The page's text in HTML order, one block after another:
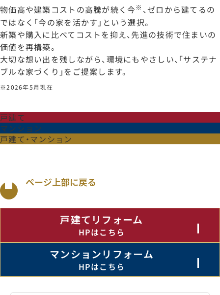
物価高や建築コストの高騰が続く今※ 、ゼロから建てるの
ではなく「今の家を活かす」という選択。
新築や購入に比べてコストを抑え、先進の技術で住まいの
価値を再構築。
大切な想い出を残しながら、環境にもやさしい、「サステナ
ブルな家づくり」をご提案します。
※2026年5月現在
戸建て
耐震性能
大規模地震を18回経験。全半壊0の実績。
高断熱リフォームで一年を通して家中どこでも快適な住ま
マンション
自由設計
マンションリフォームの専門家集団である私たちは、お
※マンションの構造、管理規約、関連法規等により、一定
安心サポート
住友不動産グループの総合力で安心をお届けします。
売上12年連続全国No.1
※2013～2024年度住友不動産グループ実績（2025年「リ
住友不動産は分譲マンションでもトップクラス※1の実績
仮住まい手配サービス（住友不動産の賃貸マンション）
仮住まい用マンションを敷金・礼金なしの特別料金でご提
戸建て・マンション
例えば、工事着手後、柱の腐食やマンション床下のコン
ご安心を！追加費用なしで必要な工事を行います。
※お客様のご要望による工事内容の変更がない場合に限り
充実の保証・アフターサービス
新築そっくりさんならではの保証・アフターサービス体制
水廻り5大設備の10年保証、専任スタッフによる定期点検
ページ上部に戻る
戸建てリフォーム
HPはこちら
マンションリフォーム
HPはこちら